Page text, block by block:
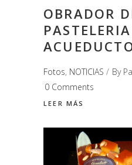
OBRADOR
PASTELERIA
Fotos, NOTICIAS By
0 Comments
LEER MÁS